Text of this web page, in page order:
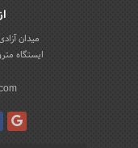
میدان
ایستگاه